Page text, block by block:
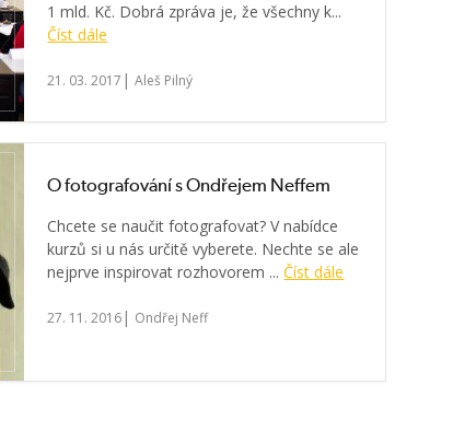
1 mld. Kč. Dobrá zpráva je, že všechny k...
Číst dále
21. 03. 2017 |Aleš Pilný
O fotografování s Ondřejem Neffem
Chcete se naučit fotografovat? V nabídce
kurzů si u nás určitě vyberete. Nechte se ale
nejprve inspirovat rozhovorem ...Číst dále
27. 11. 2016 | Ondřej Neff